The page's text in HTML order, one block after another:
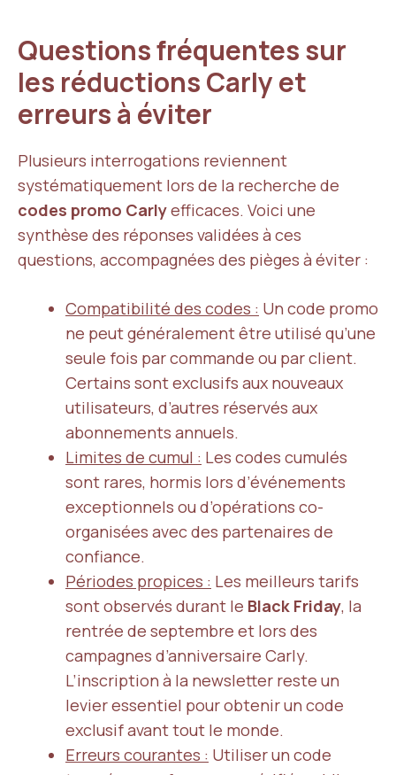
Questions fréquentes sur
les réductions Carly et
erreurs à éviter
Plusieurs interrogations reviennent
systématiquement lors de la recherche de
codes promo Carlyefficaces. Voici une
synthèse des réponses validées à ces
questions, accompagnées des pièges à éviter :
Compatibilité des codes : Un code promo
ne peut généralement être utilisé qu’une
seule fois par commande ou par client.
Certains sont exclusifs aux nouveaux
utilisateurs, d’autres réservés aux
abonnements annuels.
Limites de cumul : Les codes cumulés
sont rares, hormis lors d’événements
exceptionnels ou d’opérations co-
organisées avec des partenaires de
confiance.
Périodes propices : Les meilleurs tarifs
sont observés durant le Black Friday, la
rentrée de septembre et lors des
campagnes d’anniversaire Carly.
L’inscription à la newsletter reste un
levier essentiel pour obtenir un code
exclusif avant tout le monde.
Erreurs courantes : Utiliser un code